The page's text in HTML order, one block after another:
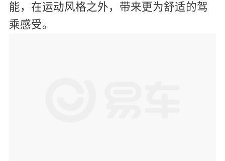
能，在运动风格之外，带来更为舒适的驾
乘感受。